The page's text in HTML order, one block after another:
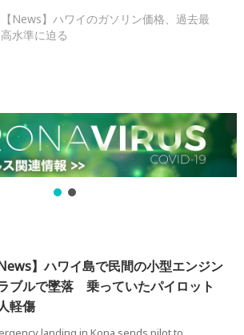
【News】ハワイのガソリン価格、過去最
高水準に迫る
News】ハワイ島で民間の小型エンジン
ブルで墜落 乗っていたパイロット
軽傷